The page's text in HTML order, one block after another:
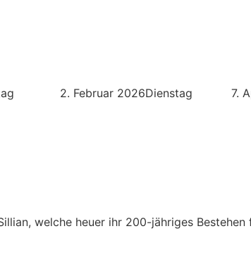
Montag 2. Februar 2026Dienstag 7.
welche heuer ihr 200-jähriges